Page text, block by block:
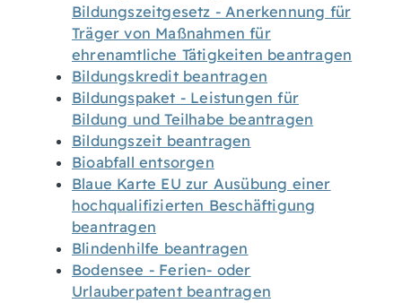
Bildungszeitgesetz - Anerkennung für
Träger von Maßnahmen für
ehrenamtliche Tätigkeiten beantragen
Bildungskredit beantragen
Bildungspaket - Leistungen für
Bildung und Teilhabe beantragen
Bildungszeit beantragen
Bioabfall entsorgen
Blaue Karte EU zur Ausübung einer
hochqualifizierten Beschäftigung
beantragen
Blindenhilfe beantragen
Bodensee - Ferien- oder
Urlauberpatent beantragen